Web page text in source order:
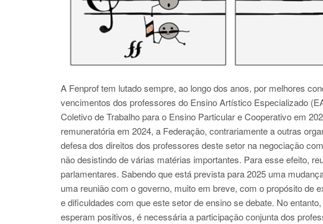
A Fenprof tem lutado sempre, ao longo dos anos, por melhores
vencimentos dos professores do Ensino Artístico Especializado
Coletivo de Trabalho para o Ensino Particular e Cooperativo em
remuneratória em 2024, a Federação, contrariamente a outras
defesa dos direitos dos professores deste setor na negociação
não desistindo de várias matérias importantes. Para esse efeito,
parlamentares. Sabendo que está prevista para 2025 uma
uma reunião com o governo, muito em breve, com o propósito de
e dificuldades com que este setor de ensino se debate. No
esperam positivos, é necessária a participação conjunta dos